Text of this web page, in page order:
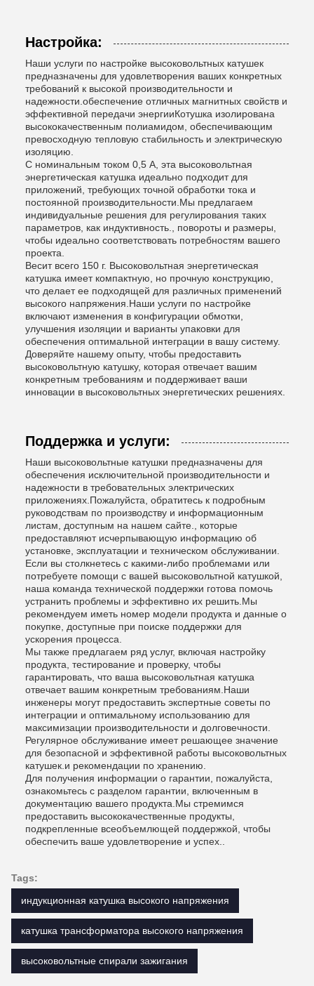
Настройка:
Наши услуги по настройке высоковольтных катушек
предназначены для удовлетворения ваших конкретных
требований к высокой производительности и
надежности.обеспечение отличных магнитных свойств и
эффективной передачи энергииКотушка изолирована
высококачественным полиамидом, обеспечивающим
превосходную тепловую стабильность и электрическую
изоляцию.
С номинальным током 0,5 А, эта высоковольтная
энергетическая катушка идеально подходит для
приложений, требующих точной обработки тока и
постоянной производительности.Мы предлагаем
индивидуальные решения для регулирования таких
параметров, как индуктивность., повороты и размеры,
чтобы идеально соответствовать потребностям вашего
проекта.
Весит всего 150 г. Высоковольтная энергетическая
катушка имеет компактную, но прочную конструкцию,
что делает ее подходящей для различных применений
высокого напряжения.Наши услуги по настройке
включают изменения в конфигурации обмотки,
улучшения изоляции и варианты упаковки для
обеспечения оптимальной интеграции в вашу систему.
Доверяйте нашему опыту, чтобы предоставить
высоковольтную катушку, которая отвечает вашим
конкретным требованиям и поддерживает ваши
инновации в высоковольтных энергетических решениях.
Поддержка и услуги:
Наши высоковольтные катушки предназначены для
обеспечения исключительной производительности и
надежности в требовательных электрических
приложениях.Пожалуйста, обратитесь к подробным
руководствам по производству и информационным
листам, доступным на нашем сайте., которые
предоставляют исчерпывающую информацию об
установке, эксплуатации и техническом обслуживании.
Если вы столкнетесь с какими-либо проблемами или
потребуете помощи с вашей высоковольтной катушкой,
наша команда технической поддержки готова помочь
устранить проблемы и эффективно их решить.Мы
рекомендуем иметь номер модели продукта и данные о
покупке, доступные при поиске поддержки для
ускорения процесса.
Мы также предлагаем ряд услуг, включая настройку
продукта, тестирование и проверку, чтобы
гарантировать, что ваша высоковольтная катушка
отвечает вашим конкретным требованиям.Наши
инженеры могут предоставить экспертные советы по
интеграции и оптимальному использованию для
максимизации производительности и долговечности.
Регулярное обслуживание имеет решающее значение
для безопасной и эффективной работы высоковольтных
катушек.и рекомендации по хранению.
Для получения информации о гарантии, пожалуйста,
ознакомьтесь с разделом гарантии, включенным в
документацию вашего продукта.Мы стремимся
предоставить высококачественные продукты,
подкрепленные всеобъемлющей поддержкой, чтобы
обеспечить ваше удовлетворение и успех..
Tags:
индукционная катушка высокого напряжения
катушка трансформатора высокого напряжения
высоковольтные спирали зажигания